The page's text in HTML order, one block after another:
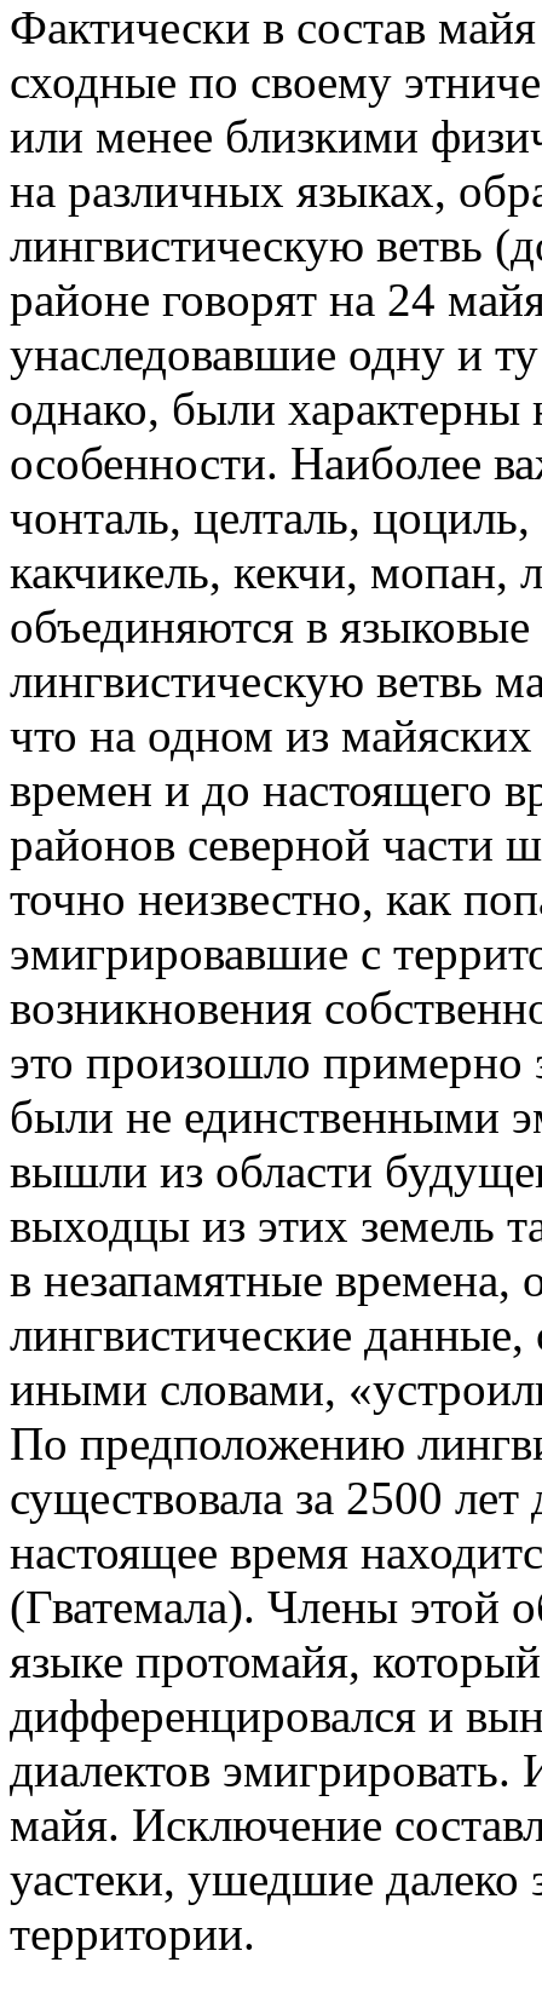
Фактически в состав
сходные по своему
или менее близкими
на различных языках,
лингвистическую ветвь
районе говорят на 24
унаследовавшие одну и
однако, были характерны
особенности. Наиболее
чонталь, целталь,
какчикель, кекчи,
объединяются в
лингвистическую ветвь
что на одном из
времен и до настоящего
районов северной части
точно неизвестно, как
эмигрировавшие с
возникновения
это произошло примерно
были не единственными
вышли из области
выходцы из этих земель
в незапамятные времена,
лингвистические
иными словами,
По предположению
существовала за 2500
настоящее время
(Гватемала). Члены этой
языке протомайя,
дифференцировался и
диалектов
майя. Исключение
уастеки, ушедшие далеко
территории.